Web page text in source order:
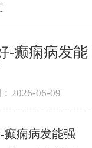
-癫痫病发能
：2026-06-09
癫痫病发能强